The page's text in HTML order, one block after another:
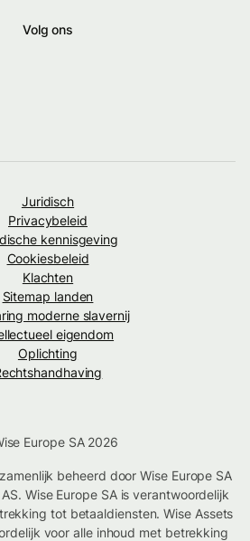
Volg ons
Juridisch
Privacybeleid
kennisgeving
Cookiesbeleid
Klachten
Sitemap landen
moderne slavernij
eigendom
Oplichting
Europe SA 2026
beheerd door Wise Europe SA
Wise Europe SA is verantwoordelijk
tot betaaldiensten. Wise Assets
voor alle inhoud met betrekking